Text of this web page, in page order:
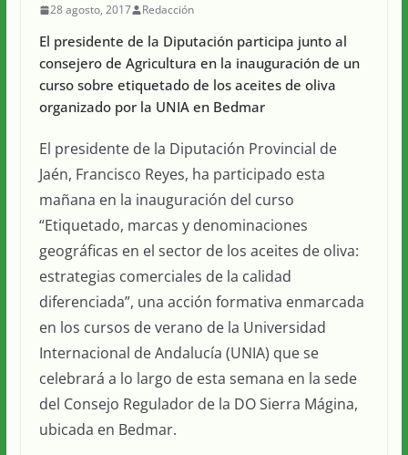
28 agosto, 2017 Redacción
El presidente de la Diputación participa junto al
consejero de Agricultura en la inauguración de un
curso sobre etiquetado de los aceites de oliva
organizado por la UNIA en Bedmar
El presidente de la Diputación Provincial de
Jaén, Francisco Reyes, ha participado esta
mañana en la inauguración del curso
“Etiquetado, marcas y denominaciones
geográficas en el sector de los aceites de oliva:
estrategias comerciales de la calidad
diferenciada”, una acción formativa enmarcada
en los cursos de verano de la Universidad
Internacional de Andalucía (UNIA) que se
celebrará a lo largo de esta semana en la sede
del Consejo Regulador de la DO Sierra Mágina,
ubicada en Bedmar.